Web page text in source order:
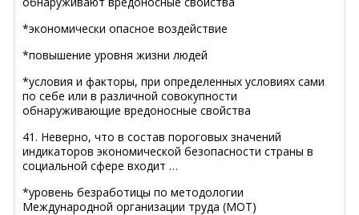
*экономически опасное воздействие
*повышение уровня жизни людей
*условия и факторы, при определенных условиях сами
по себе или в различной совокупности
обнаруживающие вредоносные свойства
41. Неверно, что в состав пороговых значений
индикаторов экономической безопасности страны в
социальной сфере входит …
*уровень безработицы по методологии
Международной организации труда (МОТ)